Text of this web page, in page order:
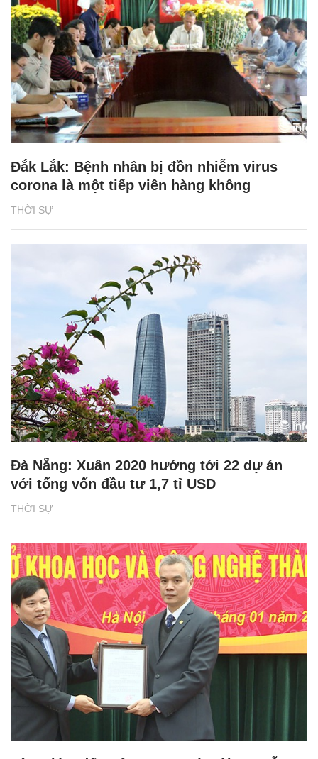
THỜI SỰ
Đắk Lắk: Bệnh nhân bị đồn nhiễm virus
corona là một tiếp viên hàng không
THỜI SỰ
Đà Nẵng: Xuân 2020 hướng tới 22 dự án
với tổng vốn đầu tư 1,7 tỉ USD